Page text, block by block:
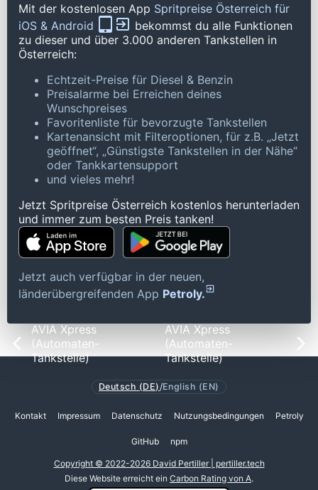
Mit der kostenlosen App Spritpreise Österreich für
iOS & Android
bekommst du alle Funktionen
zu dieser und über 3.000 anderen Tankstellen in
Österreich:
Echtzeit-Preise für Diesel & Benzin
Preisalarme bei Erreichen deines
Wunschpreises
Favoritenliste für bevorzugte Tankstellen
Kartenansicht mit Filteroptionen, für z.B. „Jetzt
geöffnet“, „Günstigste Tankstellen in der Nähe“
oder Tankkartensupport
und vieles mehr!
Jetzt Spritpreise Österreich kostenlos herunterladen
und immer zum besten Preis tanken!
Jetzt auch verfügbar in der neuen,
länderübergreifenden App Petroly.
AVIA Xpress
(Automaten-
Tankstelle)
AVIA Xpress
(Automaten-
Tankstelle)
Deutsch (DE)/English (EN)
Kontakt Impressum Datenschutz Nutzungsbedingungen Petroly
GitHub npm
Copyright © 2022-2026 David Pertiller | pertiller.tech
Diese Website erreicht ein Carbon Rating von A.